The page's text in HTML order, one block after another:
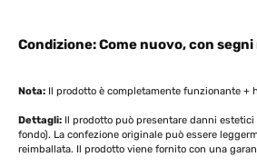
Condizione: Come nuovo, con
Nota: Il prodotto è completamente funzionante +
Dettagli: Il prodotto può presentare danni
fondo). La confezione originale può essere
reimballata. Il prodotto viene fornito con una